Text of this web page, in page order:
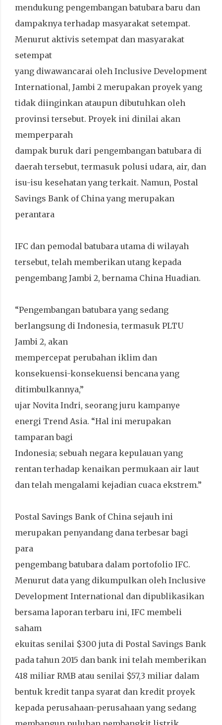
mendukung pengembangan batubara baru dan
dampaknya terhadap masyarakat setempat.
Menurut aktivis setempat dan masyarakat
setempat
yang diwawancarai oleh Inclusive Development
International, Jambi 2 merupakan proyek yang
tidak diinginkan ataupun dibutuhkan oleh
provinsi tersebut. Proyek ini dinilai akan
memperparah
dampak buruk dari pengembangan batubara di
daerah tersebut, termasuk polusi udara, air, dan
isu-isu kesehatan yang terkait. Namun, Postal
Savings Bank of China yang merupakan
perantara
IFC dan pemodal batubara utama di wilayah
tersebut, telah memberikan utang kepada
pengembang Jambi 2, bernama China Huadian.
“Pengembangan batubara yang sedang
berlangsung di Indonesia, termasuk PLTU
Jambi 2, akan
mempercepat perubahan iklim dan
konsekuensi-konsekuensi bencana yang
ditimbulkannya,”
ujar Novita Indri, seorang juru kampanye
energi Trend Asia. “Hal ini merupakan
tamparan bagi
Indonesia; sebuah negara kepulauan yang
rentan terhadap kenaikan permukaan air laut
dan telah mengalami kejadian cuaca ekstrem.”
Postal Savings Bank of China sejauh ini
merupakan penyandang dana terbesar bagi
para
pengembang batubara dalam portofolio IFC.
Menurut data yang dikumpulkan oleh Inclusive
Development International dan dipublikasikan
bersama laporan terbaru ini, IFC membeli
saham
ekuitas senilai $300 juta di Postal Savings Bank
pada tahun 2015 dan bank ini telah memberikan
418 miliar RMB atau senilai $57,3 miliar dalam
bentuk kredit tanpa syarat dan kredit proyek
kepada perusahaan-perusahaan yang sedang